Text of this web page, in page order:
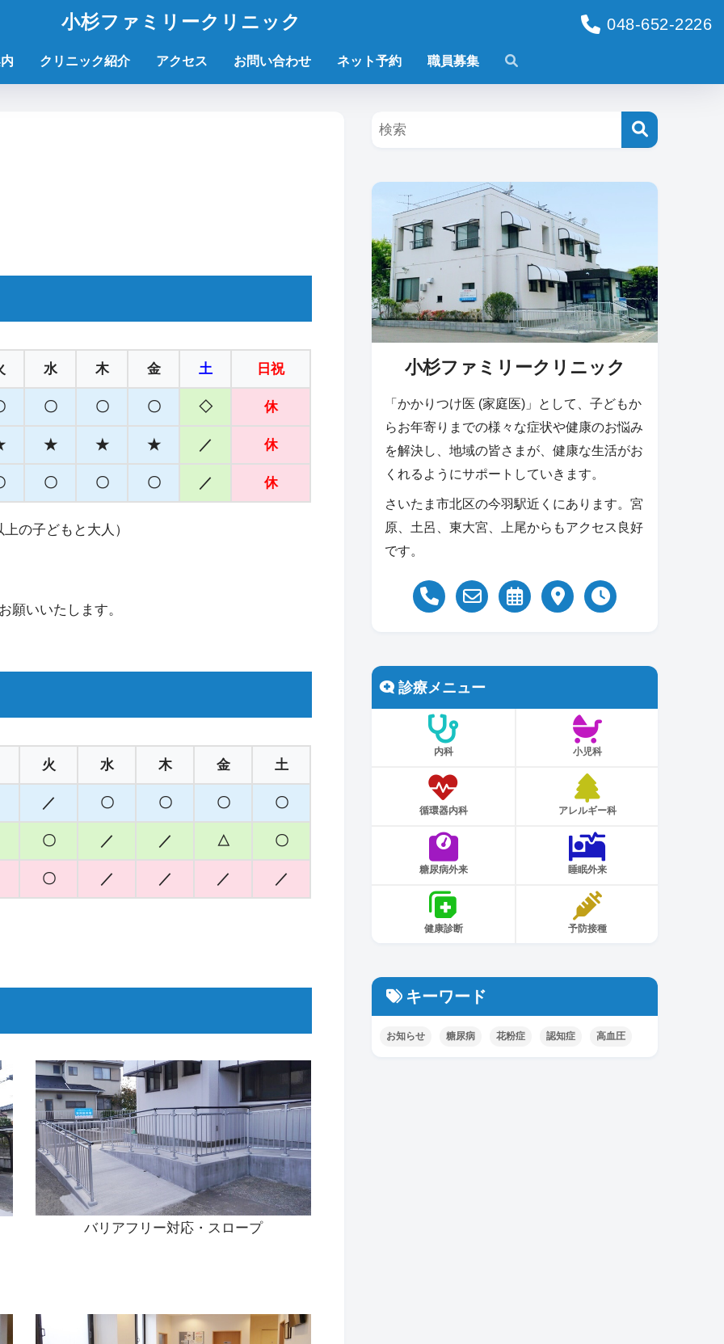
小杉ファミリークリニック
クリニック紹介 アクセス お問い合わせ ネット予約 職員募集
048-652-2226
水 木 金 土 日祝
〇 〇 〇 ◇ 休
★ ★ ★ ／ 休
〇 〇 〇 ／ 休
の子どもと大人）
願いいたします。
火 水 木 金 土
／ 〇 〇 〇 〇
〇 ／ ／ △ 〇
〇 ／ ／ ／ ／
バリアフリー対応・スロープ
小杉ファミリークリニック
「かかりつけ医 (家庭医)」として、子どもか
らお年寄りまでの様々な症状や健康のお悩み
を解決し、地域の皆さまが、健康な生活がお
くれるようにサポートしていきます。
さいたま市北区の今羽駅近くにあります。宮
原、土呂、東大宮、上尾からもアクセス良好
です。
診療メニュー
内科 小児科
循環器内科 アレルギー科
糖尿病外来 睡眠外来
健康診断 予防接種
キーワード
お知らせ 糖尿病 花粉症 認知症 高血圧